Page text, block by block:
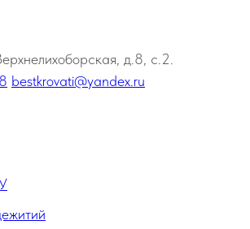
д.8, с.2.
bestkrovati@yandex.ru